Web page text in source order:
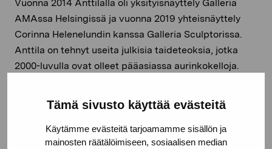
Tämä sivusto käyttää evästeitä
Käytämme evästeitä tarjoamamme sisällön ja
mainosten räätälöimiseen, sosiaalisen median
Vuonna 2014 Anttilalla oli yksityisnäyttely Galleria
AMAssa Helsingissä ja vuonna 2019 yhteisnäyttely
Corinna Helenelundin kanssa Galleria Sculptorissa.
Anttila on tehnyt useita julkisia taideteoksia, jotka
2000-luvulla ovat olleet pääasiassa aurinkokelloja.
Kuva: Tähdet ja Avaruus, Otto Laosmaa